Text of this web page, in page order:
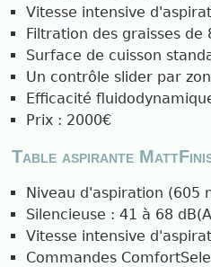
Vitesse intensive
Filtration des graisses de
Surface de cuisson
Un contrôle slider par
Efficacité
Prix : 2000€
Table aspirante
Niveau d'aspiration (605
Silencieuse : 41 à 68
Vitesse intensive
Commandes